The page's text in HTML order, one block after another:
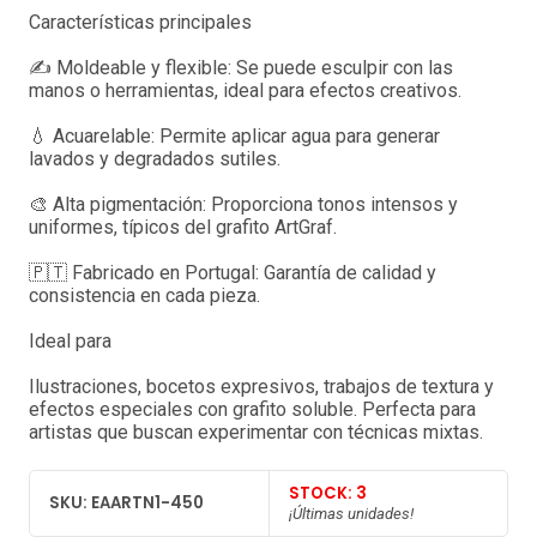
Características principales
✍️ Moldeable y flexible: Se puede esculpir con las
manos o herramientas, ideal para efectos creativos.
💧 Acuarelable: Permite aplicar agua para generar
lavados y degradados sutiles.
🎨 Alta pigmentación: Proporciona tonos intensos y
uniformes, típicos del grafito ArtGraf.
🇵🇹 Fabricado en Portugal: Garantía de calidad y
consistencia en cada pieza.
Ideal para
Ilustraciones, bocetos expresivos, trabajos de textura y
efectos especiales con grafito soluble. Perfecta para
artistas que buscan experimentar con técnicas mixtas.
SKU: EAARTN1-450 STOCK: 3
¡Últimas unidades!